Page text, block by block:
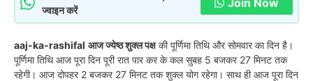
ज्वाइन करें
aaj-ka-rashifal आज ज्येष्ठ शुक्ल पक्षकी पूर्णिमा तिथि और सोमवार का दिन है।
पूर्णिमा तिथि आज पूरा दिन पूरी रात पार कर के कल सुबह 5 बजकर 27 मिनट तक
रहेगी। आज दोपहर 2 बजकर 27 मिनट तक शुक्ल योग रहेगा। साथ ही आज पूरा दिन